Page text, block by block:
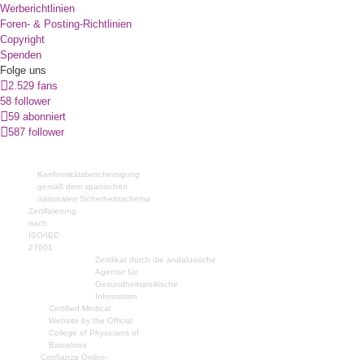
Werberichtlinien
Foren- & Posting-Richtlinien
Copyright
Spenden
Folge uns
2.529 fans
58 follower
59 abonniert
587 follower
Konformitätsbescheinigung
gemäß dem spanischen
nationalen Sicherheitsschema
Zertifizierung
nach
ISO/IEC
27001
Zertifikat durch die andalusische
Agentur für
Gesundheitspolitische
Information
Certified Medical
Website by the Official
College of Physicians of
Barcelona
Confianza Online-